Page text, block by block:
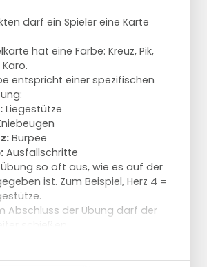
darf ein Spieler eine Karte
hat eine Farbe: Kreuz, Pik,
entspricht einer spezifischen
Liegestütze
Burpee
Ausfallschritte
so oft aus, wie es auf der
ist. Zum Beispiel, Herz 4 =
Abschluss der Übung darf der